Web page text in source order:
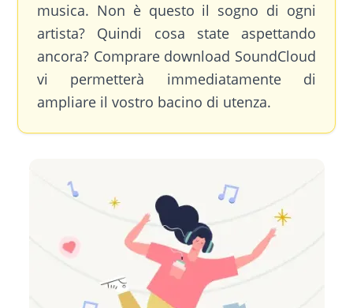
musica. Non è questo il sogno di ogni
artista? Quindi cosa state aspettando
ancora? Comprare download SoundCloud
vi permetterà immediatamente di
ampliare il vostro bacino di utenza.